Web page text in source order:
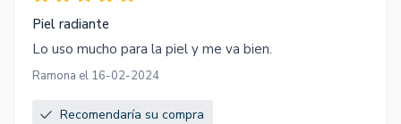
Piel radiante
Lo uso mucho para la piel y me va bien.
Ramona el 16-02-2024
Recomendaría su compra